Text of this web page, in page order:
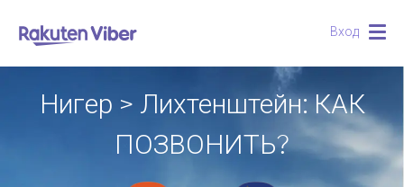
Вход
Нигер > Лихтенштейн: КАК
ПОЗВОНИТЬ?